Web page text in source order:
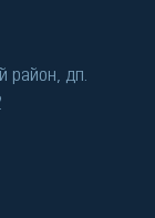
район, дп.